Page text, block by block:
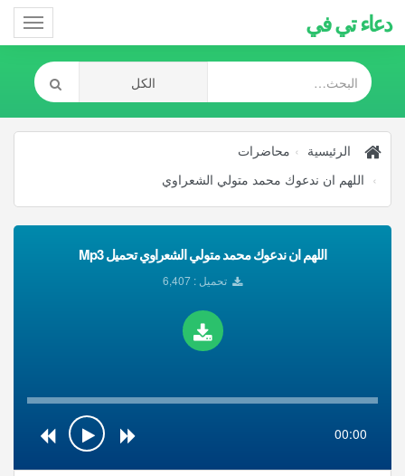
دعاء تي في
الرئيسية
محاضرات
اللهم ان ندعوك محمد متولي الشعراوي
اللهم ان ندعوك محمد متولي الشعراوي تحميل Mp3
تحميل : 6,407
00:00